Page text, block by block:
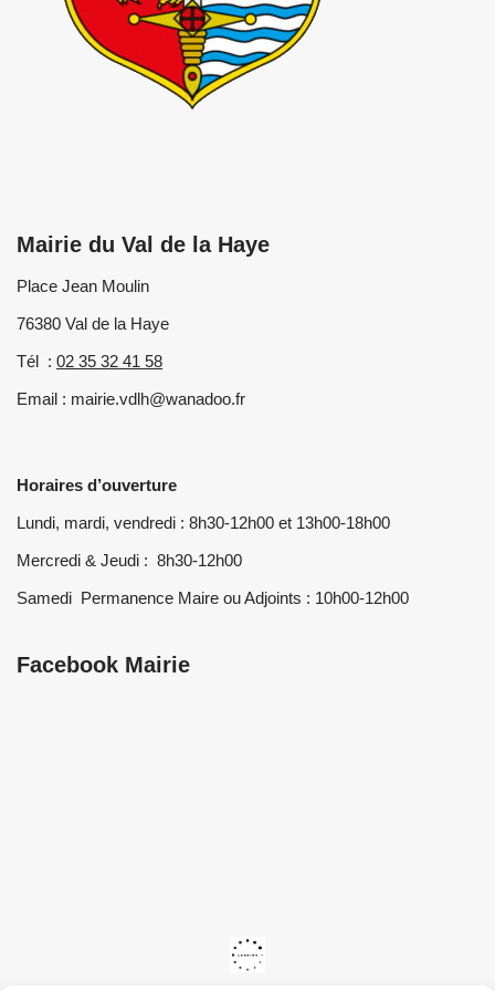
Mairie du Val de la Haye
Place Jean Moulin
76380 Val de la Haye
Tél : 02 35 32 41 58
Email : mairie.vdlh@wanadoo.fr
Horaires d’ouverture
Lundi, mardi, vendredi : 8h30-12h00 et 13h00-18h00
Mercredi & Jeudi : 8h30-12h00
Samedi Permanence Maire ou Adjoints : 10h00-12h00
Facebook Mairie